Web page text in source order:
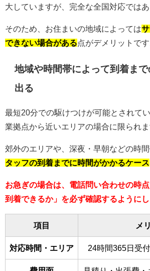
大していますが、完全な全国対応ではあ
そのため、お住まいの地域によっては
できない場合がある点がデメリットです
地域や時間帯によって到着ま
出る
最短20分での駆けつけが可能とされて
業拠点から近いエリアの場合に限られま
郊外のエリアや、深夜・早朝などの時間
タッフの到着までに時間がかかるケース
お急ぎの場合は、電話問い合わせの時
到着できるか」を必ず確認するようにし
項目 メ
対応時間・エリア 24時間365日受